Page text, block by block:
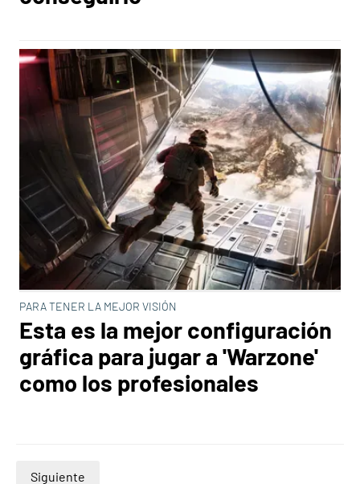
PARA TENER LA MEJOR VISIÓN
Esta es la mejor configuración
gráfica para jugar a 'Warzone'
como los profesionales
Siguiente